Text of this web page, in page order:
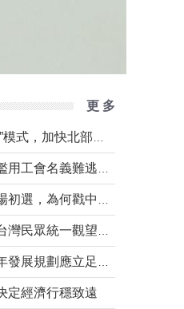
更 多
定經濟行穩致遠